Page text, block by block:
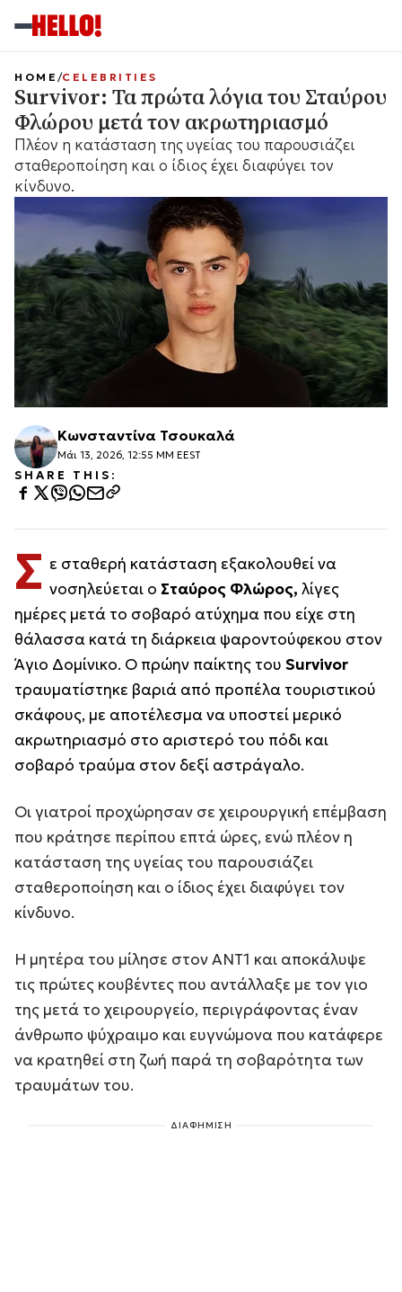
HOME CELEBRITIES
Survivor: Τα πρώτα λόγια του Σταύρου
Φλώρου μετά τον ακρωτηριασμό
Πλέον η κατάσταση της υγείας του παρουσιάζει
σταθεροποίηση και ο ίδιος έχει διαφύγει τον
κίνδυνο.
Κωνσταντίνα Τσουκαλά
Μάι 13, 2026, 12:55 ΜΜ EEST
SHARE THIS:
Σ ε σταθερή κατάσταση εξακολουθεί να
νοσηλεύεται ο Σταύρος Φλώρος, λίγες
ημέρες μετά το σοβαρό ατύχημα που είχε στη
θάλασσα κατά τη διάρκεια ψαροντούφεκου στον
Άγιο Δομίνικο. Ο πρώην παίκτης του Survivor
τραυματίστηκε βαριά από προπέλα τουριστικού
σκάφους, με αποτέλεσμα να υποστεί μερικό
ακρωτηριασμό στο αριστερό του πόδι και
σοβαρό τραύμα στον δεξί αστράγαλο.
Οι γιατροί προχώρησαν σε χειρουργική επέμβαση
που κράτησε περίπου επτά ώρες, ενώ πλέον η
κατάσταση της υγείας του παρουσιάζει
σταθεροποίηση και ο ίδιος έχει διαφύγει τον
κίνδυνο.
Η μητέρα του μίλησε στον ΑΝΤ1 και αποκάλυψε
τις πρώτες κουβέντες που αντάλλαξε με τον γιο
της μετά το χειρουργείο, περιγράφοντας έναν
άνθρωπο ψύχραιμο και ευγνώμονα που κατάφερε
να κρατηθεί στη ζωή παρά τη σοβαρότητα των
τραυμάτων του.
ΔΙΑΦΗΜΙΣΗ